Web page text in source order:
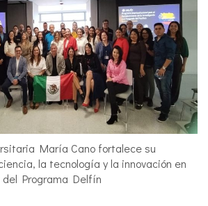
María Cano fortalece su
la tecnología y la innovación en
Programa Delfín